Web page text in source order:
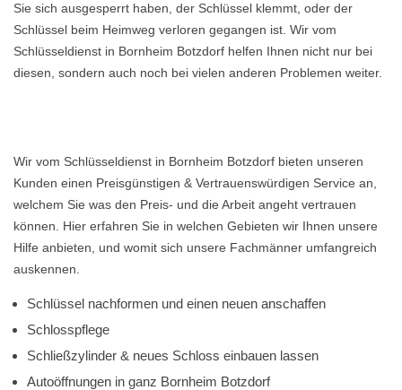
Sie sich ausgesperrt haben, der Schlüssel klemmt, oder der
Schlüssel beim Heimweg verloren gegangen ist. Wir vom
Schlüsseldienst in Bornheim Botzdorf helfen Ihnen nicht nur bei
diesen, sondern auch noch bei vielen anderen Problemen weiter.
Wir vom Schlüsseldienst in Bornheim Botzdorf bieten unseren
Kunden einen Preisgünstigen & Vertrauenswürdigen Service an,
welchem Sie was den Preis- und die Arbeit angeht vertrauen
können. Hier erfahren Sie in welchen Gebieten wir Ihnen unsere
Hilfe anbieten, und womit sich unsere Fachmänner umfangreich
auskennen.
Schlüssel nachformen und einen neuen anschaffen
Schlosspflege
Schließzylinder & neues Schloss einbauen lassen
Autoöffnungen in ganz Bornheim Botzdorf